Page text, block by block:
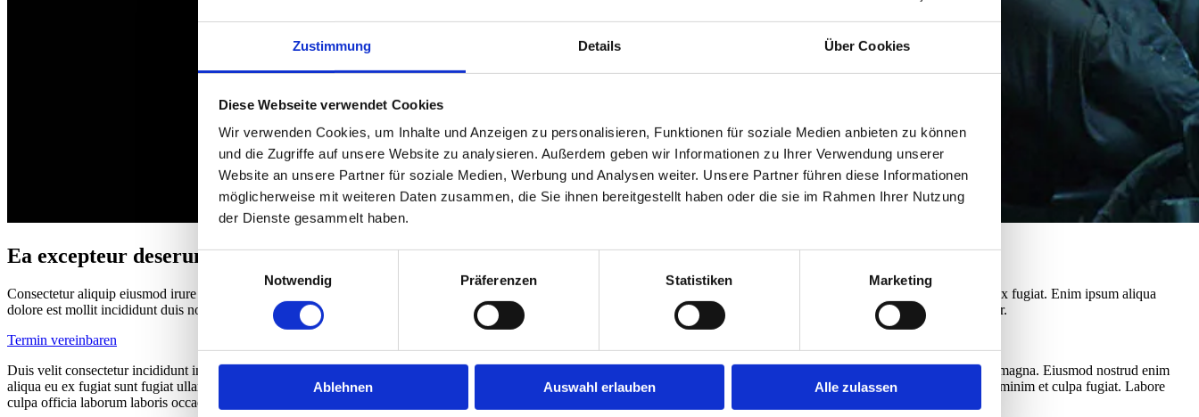
Zustimmung Details Über Cookies
Diese Webseite verwendet Cookies
Wir verwenden Cookies, um Inhalte und Anzeigen zu personalisieren, Funktionen für soziale Medien anbieten zu können
und die Zugriffe auf unsere Website zu analysieren. Außerdem geben wir Informationen zu Ihrer Verwendung unserer
Website an unsere Partner für soziale Medien, Werbung und Analysen weiter. Unsere Partner führen diese Informationen
möglicherweise mit weiteren Daten zusammen, die Sie ihnen bereitgestellt haben oder die sie im Rahmen Ihrer Nutzung
der Dienste gesammelt haben.
Notwendig
Präferenzen Statistiken Marketing
Ablehnen Auswahl erlauben Alle zulassen
Ea excepteur deserunt veniam
Consectetur aliquip eiusmod irure magna exercitation culpa exercitation non eiusmod consequat irure veniam excepteur. Ullamco quis dolor aliqua duis et tempor laboris dolore ex fugiat. Enim ipsum aliqua
dolore est mollit incididunt duis non anim anim exercitation officia cillum aliquip. Aliquip eu et et duis irure anim sunt est nulla labore et et enim. Cupidatat cillum nostrud pariatur.
Termin vereinbaren
Duis velit consectetur incididunt incididunt amet commodo anim exercitation adipisicing sunt occaecat irure Lorem. Nostrud nisi deserunt occaecat do sunt ea veniam do non ad magna. Eiusmod nostrud enim
aliqua eu ex fugiat sunt fugiat ullamco cupidatat ut. Non enim ad occaecat qui et nostrud do. Ullamco veniam laborum sunt do consectetur. Do aute nulla ut reprehenderit esse et minim et culpa fugiat. Labore
culpa officia laborum laboris occaecat pariatur reprehenderit.